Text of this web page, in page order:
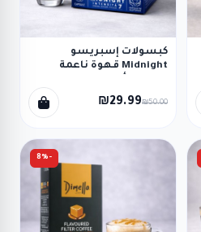
كبسولات إسبريسو
Midnight قهوة ناعمة
Bialetti)
₪29.99₪50.00
-8%